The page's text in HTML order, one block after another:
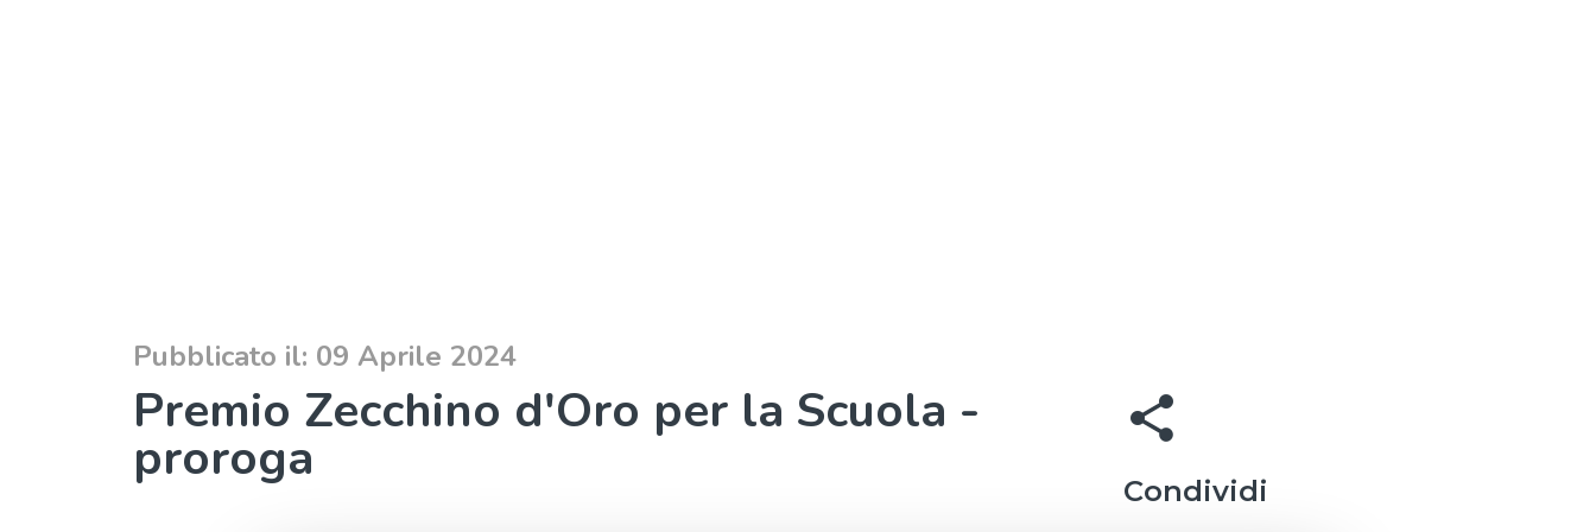
Pubblicato il: 09 Aprile 2024
Premio Zecchino d'Oro per la Scuola -
proroga
share
Condividi